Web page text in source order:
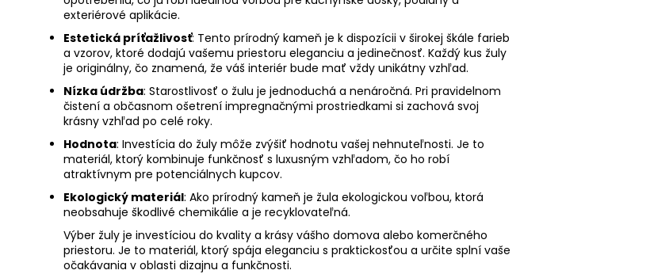
exteriérové aplikácie.
Estetická príťažlivosť: Tento prírodný kameň je k dispozícii v širokej škále farieb
a vzorov, ktoré dodajú vašemu priestoru eleganciu a jedinečnosť. Každý kus žuly
je originálny, čo znamená, že váš interiér bude mať vždy unikátny vzhľad.
Nízka údržba: Starostlivosť o žulu je jednoduchá a nenáročná. Pri pravidelnom
čistení a občasnom ošetrení impregnačnými prostriedkami si zachová svoj
krásny vzhľad po celé roky.
Hodnota: Investícia do žuly môže zvýšiť hodnotu vašej nehnuteľnosti. Je to
materiál, ktorý kombinuje funkčnosť s luxusným vzhľadom, čo ho robí
atraktívnym pre potenciálnych kupcov.
Ekologický materiál: Ako prírodný kameň je žula ekologickou voľbou, ktorá
neobsahuje škodlivé chemikálie a je recyklovateľná.
Výber žuly je investíciou do kvality a krásy vášho domova alebo komerčného
priestoru. Je to materiál, ktorý spája eleganciu s praktickosťou a určite splní vaše
očakávania v oblasti dizajnu a funkčnosti.